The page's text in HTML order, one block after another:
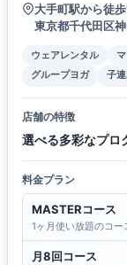
大手町駅から徒
東京都千代田区
ウェアレンタル
グループヨガ
子
店舗の特徴
選べる多彩なプロ
料金プラン
MASTERコース
1ヶ月使い放題のコー
月8回コース